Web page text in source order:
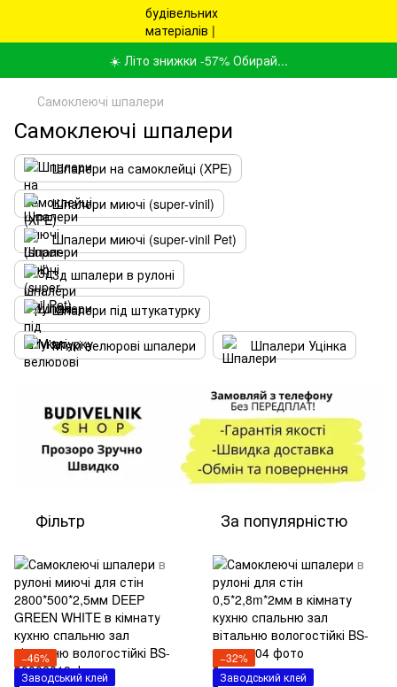
☀️ Літо знижки -57% Обирай...
Самоклеючі шпалери
Самоклеючі шпалери
Шпалери на самоклейці (XPE)
Шпалери миючі (super-vinil)
Шпалери миючі (super-vinil Pet)
3д шпалери в рулоні
Шпалери під штукатурку
М'які велюрові шпалери
Шпалери Уцінка
Фільтр За популярністю
−46%
Заводський клей
−32%
Заводський клей